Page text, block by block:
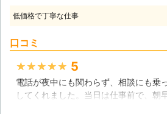
迎え入れ、
ちを送り出
低価格で丁寧な仕事
口コミ
★★★★★ 5
電話が夜中にも関わらず、相談にも乗
してくれました。当日は仕事前で、朝
れて助かりました。また、こちらのニ